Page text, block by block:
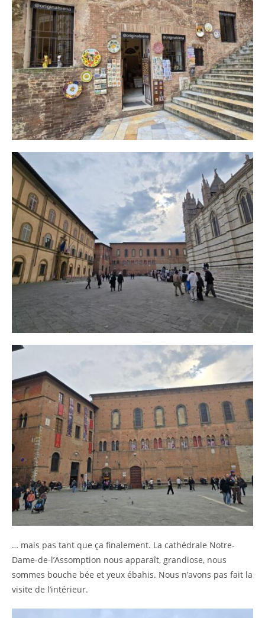
… mais pas tant que ça finalement. La cathédrale Notre-
Dame-de-l’Assomption nous apparaît, grandiose, nous
sommes bouche bée et yeux ébahis. Nous n’avons pas fait la
visite de l’intérieur.